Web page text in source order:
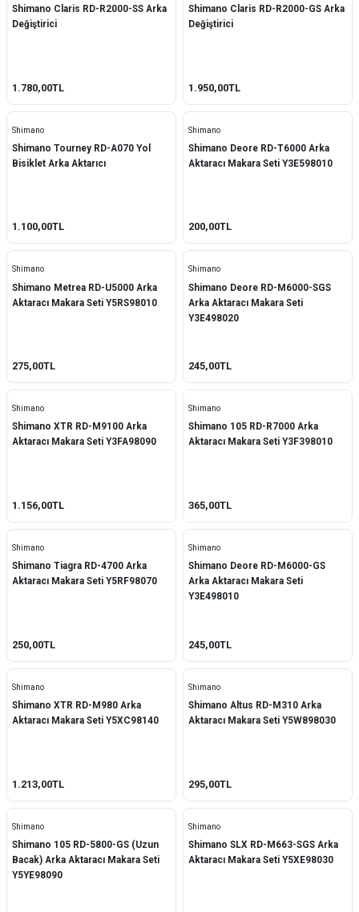
Shimano Claris RD-R2000-SS Arka
Değiştirici
1.780,00TL
Shimano Claris RD-R2000-GS Arka
Değiştirici
1.950,00TL
Shimano
Shimano Tourney RD-A070 Yol
Bisiklet Arka Aktarıcı
1.100,00TL
Shimano
Shimano Deore RD-T6000 Arka
Aktaracı Makara Seti Y3E598010
200,00TL
Shimano
Shimano Metrea RD-U5000 Arka
Aktaracı Makara Seti Y5RS98010
275,00TL
Shimano
Shimano Deore RD-M6000-SGS
Arka Aktaracı Makara Seti
Y3E498020
245,00TL
Shimano
Shimano XTR RD-M9100 Arka
Aktaracı Makara Seti Y3FA98090
1.156,00TL
Shimano
Shimano 105 RD-R7000 Arka
Aktaracı Makara Seti Y3F398010
365,00TL
Shimano
Shimano Tiagra RD-4700 Arka
Aktaracı Makara Seti Y5RF98070
250,00TL
Shimano
Shimano Deore RD-M6000-GS
Arka Aktaracı Makara Seti
Y3E498010
245,00TL
Shimano
Shimano XTR RD-M980 Arka
Aktaracı Makara Seti Y5XC98140
1.213,00TL
Shimano
Shimano Altus RD-M310 Arka
Aktaracı Makara Seti Y5W898030
295,00TL
Shimano
Shimano 105 RD-5800-GS (Uzun
Bacak) Arka Aktaracı Makara Seti
Y5YE98090
Shimano
Shimano SLX RD-M663-SGS Arka
Aktaracı Makara Seti Y5XE98030